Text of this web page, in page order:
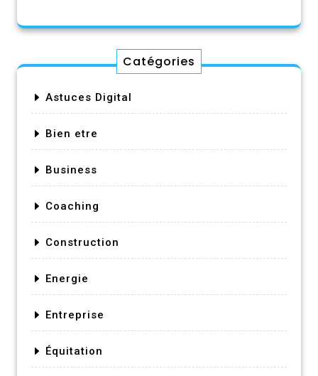
Catégories
Astuces Digital
Bien etre
Business
Coaching
Construction
Energie
Entreprise
Équitation